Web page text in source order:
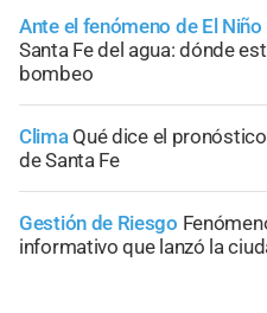
Ante el fenómeno de El Niño
Santa Fe del agua: dónde
bombeo
Clima Qué dice el
de Santa Fe
Gestión de Riesgo
informativo que lanzó la